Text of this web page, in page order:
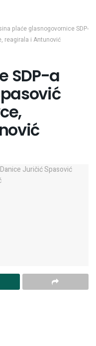
plaće glasnogovornice SDP-
reagirala i Antunović
SDP-a